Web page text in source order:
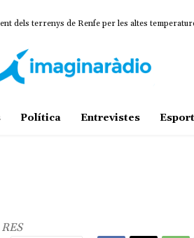
terrenys de Renfe per les altes temperatures
que vincula patrimoni, turisme i gastronomia
Política Entrevistes Esport